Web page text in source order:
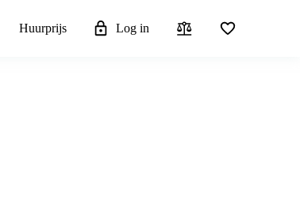
Huurprijs Log in